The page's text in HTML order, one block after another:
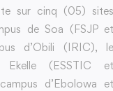
sur cinq (05) sites
de Soa (FSJP et
d’Obili (IRIC), le
Ekelle (ESSTIC et
d’Ebolowa et